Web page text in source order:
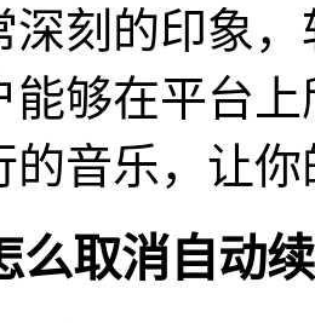
深刻的印象
能够在平台
的音乐，让你
么取消自动